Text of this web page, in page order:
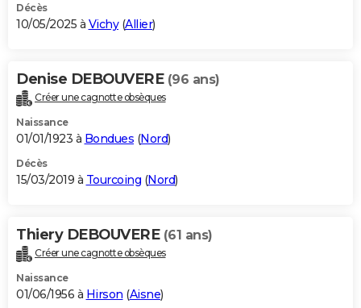
S'inscrire
Se connecter
Lycées
Collèges
Primaires
Universités
Entreprises
Service militaire
Avis de recherche
AVIS DE DÉCÈS
Bricolage
Lifestyle
Culture
Sport
Auto
Television
Voyage
Cinema
Décès
10/05/2025 à Vichy(Allier)
Denise DEBOUVERE (96 ans)
Créer une cagnotte obsèques
Naissance
01/01/1923 à Bondues (Nord)
Décès
15/03/2019 à Tourcoing (Nord)
Thiery DEBOUVERE (61 ans)
Créer une cagnotte obsèques
Naissance
01/06/1956 à Hirson (Aisne)